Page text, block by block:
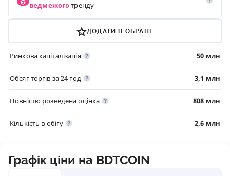
ведмежоготренду
ДОДАТИ В ОБРАНЕ
Ринкова капіталізація 50 млн
Обсяг торгів за 24 год 3,1 млн
Повністю розведена оцінка 808 млн
Кількість в обігу 2,6 млн
Графік ціни на BDTCOIN